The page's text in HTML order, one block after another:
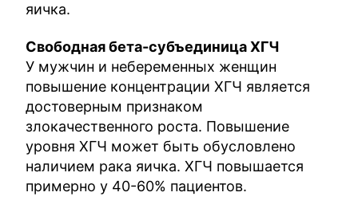
яичка.
Свободная бета-субъединица ХГЧ
У мужчин и небеременных женщин
повышение концентрации ХГЧ является
достоверным признаком
злокачественного роста. Повышение
уровня ХГЧ может быть обусловлено
наличием рака яичка. ХГЧ повышается
примерно у 40-60% пациентов.